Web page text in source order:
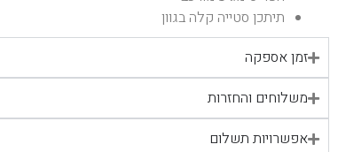
תיתכן סטייה קלה בגוון
זמן אספקה
משלוחים והחזרות
אפשרויות תשלום